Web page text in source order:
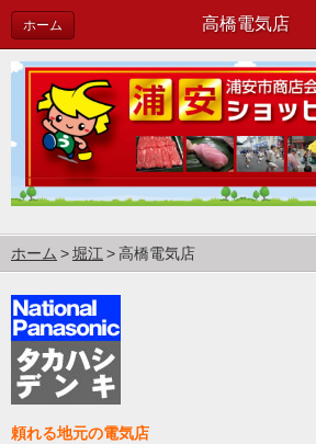
高橋電気店
ホーム
ホーム 堀江 高橋電気店
頼れる地元の電気店